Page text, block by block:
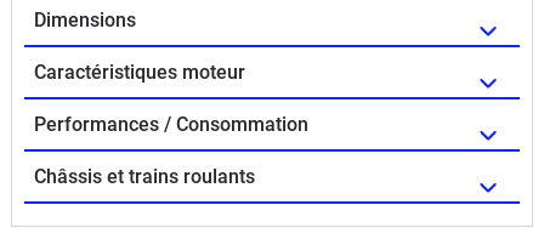
Dimensions
Caractéristiques moteur
Performances / Consommation
Châssis et trains roulants